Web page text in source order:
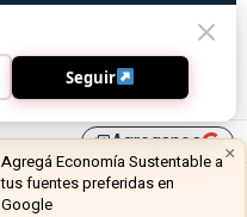
library_addAgreganos ×
Agregá Economía Sustentable a
tus fuentes preferidas en
Google
Seguir